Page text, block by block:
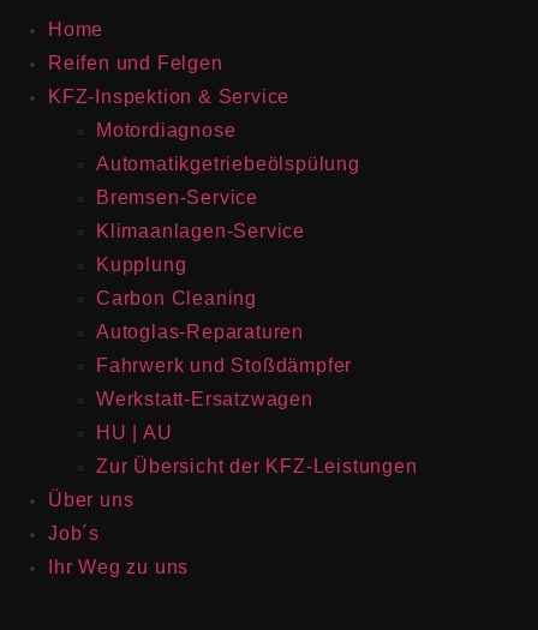
Home
Reifen und Felgen
KFZ-Inspektion & Service
Motordiagnose
Automatikgetriebeölspülung
Bremsen-Service
Klimaanlagen-Service
Kupplung
Carbon Cleaning
Autoglas-Reparaturen
Fahrwerk und Stoßdämpfer
Werkstatt-Ersatzwagen
HU | AU
Zur Übersicht der KFZ-Leistungen
Über uns
Job´s
Ihr Weg zu uns